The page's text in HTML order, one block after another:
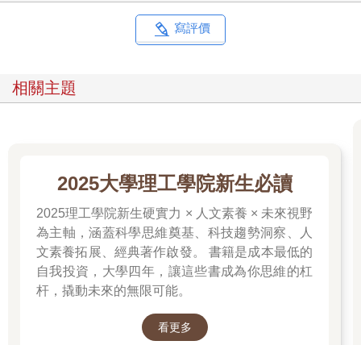
寫評價
相關主題
2025大學理工學院新生必讀
2025理工學院新生硬實力 × 人文素養 × 未來視野
為主軸，涵蓋科學思維奠基、科技趨勢洞察、人
文素養拓展、經典著作啟發。 書籍是成本最低的
自我投資，大學四年，讓這些書成為你思維的杠
杆，撬動未來的無限可能。
看更多